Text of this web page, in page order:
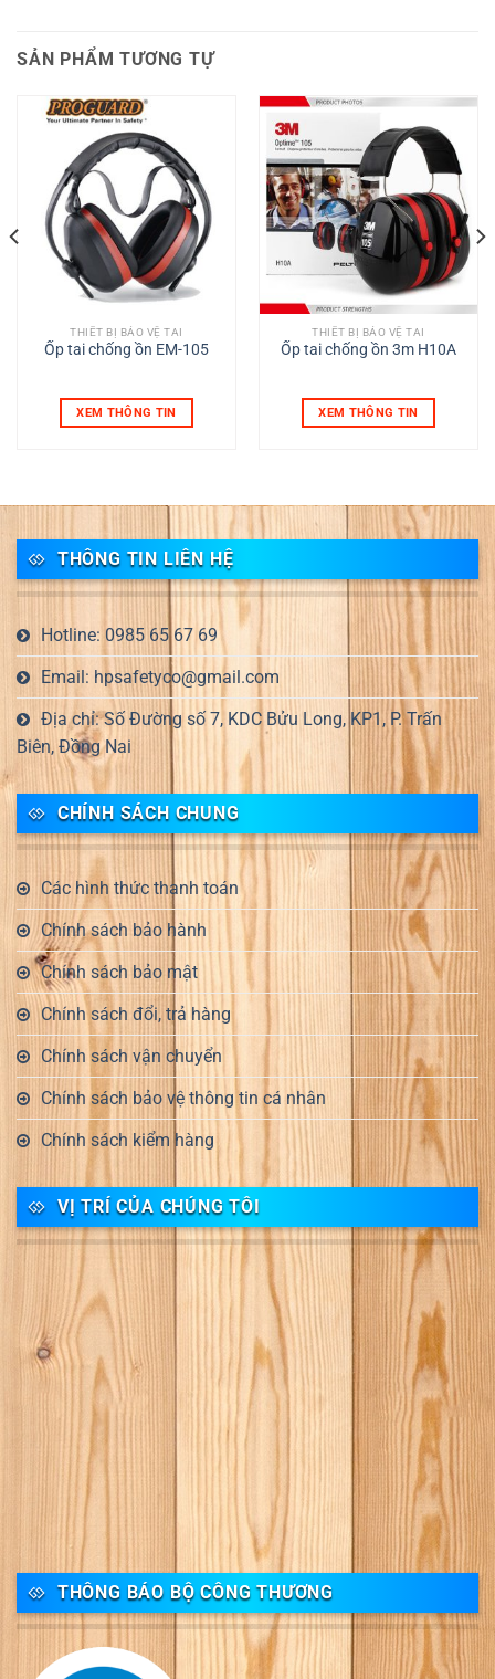
SẢN PHẨM TƯƠNG TỰ
THIẾT BỊ BẢO VỆ TAI
Ốp tai chống ồn EM-105
XEM THÔNG TIN
THIẾT BỊ BẢO VỆ TAI
Ốp tai chống ồn 3m H10A
XEM THÔNG TIN
THÔNG TIN LIÊN HỆ
Hotline: 0985 65 67 69
Email: hpsafetyco@gmail.com
Địa chỉ: Số Đường số 7, KDC Bửu Long, KP1, P. Trấn
Biên, Đồng Nai
CHÍNH SÁCH CHUNG
Các hình thức thanh toán
Chính sách bảo hành
Chính sách bảo mật
Chính sách đổi, trả hàng
Chính sách vận chuyển
Chính sách bảo vệ thông tin cá nhân
Chính sách kiểm hàng
VỊ TRÍ CỦA CHÚNG TÔI
THÔNG BÁO BỘ CÔNG THƯƠNG